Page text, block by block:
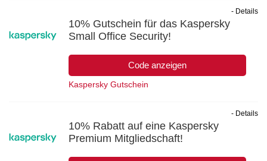
10% Gutschein für das Kaspersky
Small Office Security!
Code anzeigen
- Details
Kaspersky Gutschein
10% Rabatt auf eine Kaspersky
Premium Mitgliedschaft!
- Details